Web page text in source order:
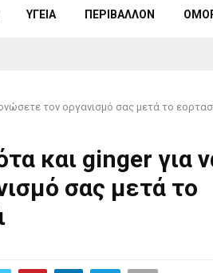
ΥΓΕΊΑ ΠΕΡΙΒΆΛΛΟΝ
τον οργανισμό σας μετά το
και ginger για
σας μετά το